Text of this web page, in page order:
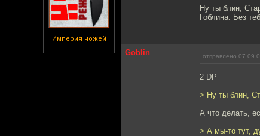
Империя ножей
Ну ты блин,
Гоблина. Без
Goblin отправлено
2 DP
> Ну ты блин,
А что делать,
> А мы-то тут,